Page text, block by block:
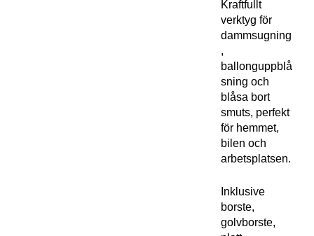
Kraftfullt
verktyg för
dammsugning
,
ballonguppblå
sning och
blåsa bort
smuts, perfekt
för hemmet,
bilen och
arbetsplatsen.
Inklusive
borste,
golvborste,